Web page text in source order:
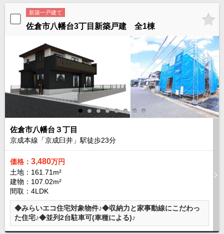
新築一戸建て
佐倉市八幡台3丁目新築戸建 全1棟
佐倉市八幡台３丁目
京成本線「京成臼井」駅徒歩23分
価格： 3,480万円
土地：161.71m²
建物：107.02m²
間取：4LDK
◆みらいエコ住宅対象物件♪◆収納力と家事動線にこだわっ
た住宅♪◆並列2台駐車可(車種による)♪
千葉市エリアの土地
外房エリア
外房エリアの中古一戸建
外房エリアのマンション
外房エリアの土地
内房エリア
内房エリアの新築一戸建
内房エリアの中古一戸建
内房エリアのマンション
内房エリアの土地
東京全域エリア
東京全域エリアのマンション
東京全域エリアの土地
神奈川全域エリア
神奈川全域エリアの新築一戸建
神奈川全域エリアの中古一戸建
神奈川全域エリアのマンション
神奈川全域エリアの土地